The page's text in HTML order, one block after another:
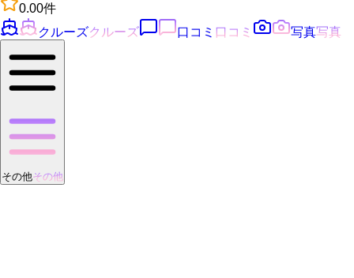
0.00件
クルーズクルーズ 口コミ 口コミ 写真写真
その他その他